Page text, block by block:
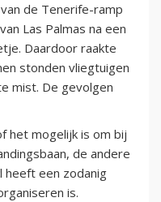
de Tenerife-ramp
Las Palmas na een
Daardoor raakte
stonden vliegtuigen
mist. De gevolgen
het mogelijk is om bij
de andere
heeft een zodanig
is.